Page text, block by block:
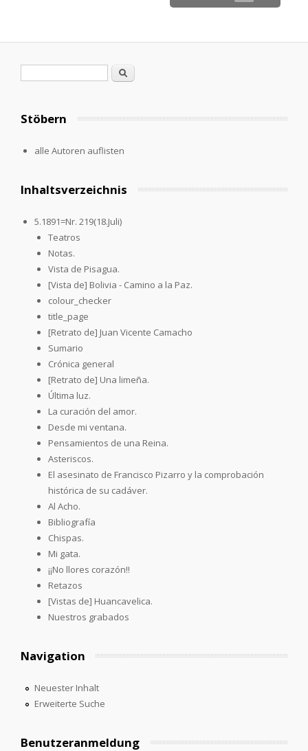
Suche
Stöbern
alle Autoren auflisten
Inhaltsverzeichnis
5.1891=Nr. 219(18.Juli)
Teatros
Notas.
Vista de Pisagua.
[Vista de] Bolivia - Camino a la Paz.
colour_checker
title_page
[Retrato de] Juan Vicente Camacho
Sumario
Crónica general
[Retrato de] Una limeña.
Última luz.
La curación del amor.
Desde mi ventana.
Pensamientos de una Reina.
Asteriscos.
El asesinato de Francisco Pizarro y la comprobación
histórica de su cadáver.
Al Acho.
Bibliografía
Chispas.
Mi gata.
¡¡No llores corazón!!
Retazos
[Vistas de] Huancavelica.
Nuestros grabados
Navigation
Neuester Inhalt
Erweiterte Suche
Benutzeranmeldung